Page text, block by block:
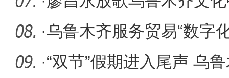
唱《我和
·乌鲁木齐服务贸易“数字
·“双节”假期进入尾声 乌